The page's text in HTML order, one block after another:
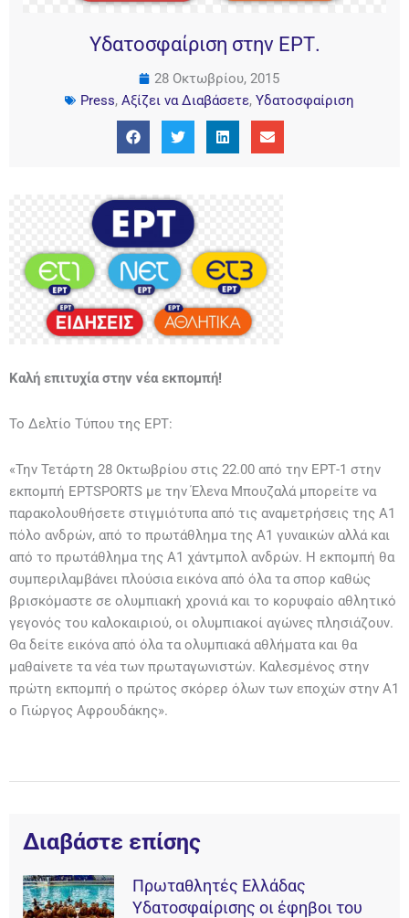
Υδατοσφαίριση στην ΕΡΤ.
28 Οκτωβρίου, 2015
Press, Αξίζει να Διαβάσετε, Υδατοσφαίριση
Καλή επιτυχία στην νέα εκπομπή!
Το Δελτίο Τύπου της ΕΡΤ:
«Την Τετάρτη 28 Οκτωβρίου στις 22.00 από την ΕΡΤ-1 στην
εκπομπή ΕΡΤSPORTS με την Έλενα Μπουζαλά μπορείτε να
παρακολουθήσετε στιγμιότυπα από τις αναμετρήσεις της Α1
πόλο ανδρών, από το πρωτάθλημα της Α1 γυναικών αλλά και
από το πρωτάθλημα της Α1 χάντμπολ ανδρών. Η εκπομπή θα
συμπεριλαμβάνει πλούσια εικόνα από όλα τα σπορ καθώς
βρισκόμαστε σε ολυμπιακή χρονιά και το κορυφαίο αθλητικό
γεγονός του καλοκαιριού, οι ολυμπιακοί αγώνες πλησιάζουν.
Θα δείτε εικόνα από όλα τα ολυμπιακά αθλήματα και θα
μαθαίνετε τα νέα των πρωταγωνιστών. Καλεσμένος στην
πρώτη εκπομπή ο πρώτος σκόρερ όλων των εποχών στην Α1
ο Γιώργος Αφρουδάκης».
Διαβάστε επίσης
Πρωταθλητές Ελλάδας
Υδατοσφαίρισης οι έφηβοι του